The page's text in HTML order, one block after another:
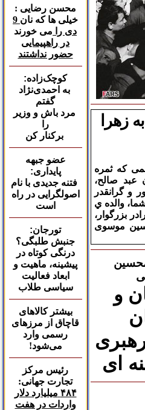
محسن رضایی :
خیلی ها که نان 9
دی را می خورند
در راهپیمایی
حضور نداشتند
کوچک‌زاده:
به احمدی‌نژاد
گفتم
مرد باش و وزیر
را
برکنار کن
عضو جبهه
پایداری:
فتنه جدیدی با نام
اصولگرایی در راه
است
تورجان:
جنبش طلبگی؟
درنگی کوتاه در
پیشینه، ماهیت و
ابعاد فعالیت
سیاسی طلاب
بیشتر کالاهای
قاچاق از مرزهای
رسمی وارد
می‌شود!
رئیس مرکز
تجارت جهانی:
۴۸۴ میلیارد دلار
واردات در هفت
زهرا
که ثمره
عبد صالح،
و گرانقدر
والده ي
بزرگوار،
موسوی
و
ای